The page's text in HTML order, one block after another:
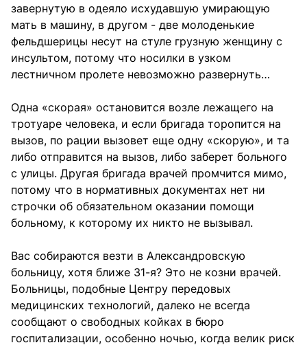
завернутую в одеяло исхудавшую умирающую
мать в машину, в другом - две молоденькие
фельдшерицы несут на стуле грузную женщину с
инсультом, потому что носилки в узком
лестничном пролете невозможно развернуть…
Одна «скорая» остановится возле лежащего на
тротуаре человека, и если бригада торопится на
вызов, по рации вызовет еще одну «скорую», и та
либо отправится на вызов, либо заберет больного
с улицы. Другая бригада врачей промчится мимо,
потому что в нормативных документах нет ни
строчки об обязательном оказании помощи
больному, к которому их никто не вызывал.
Вас собираются везти в Александровскую
больницу, хотя ближе 31-я? Это не козни врачей.
Больницы, подобные Центру передовых
медицинских технологий, далеко не всегда
сообщают о свободных койках в бюро
госпитализации, особенно ночью, когда велик риск